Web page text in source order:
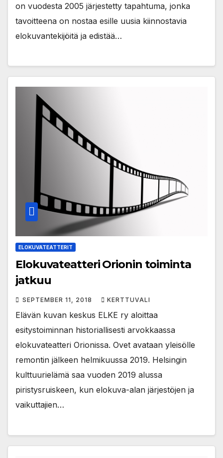
on vuodesta 2005 järjestetty tapahtuma, jonka
tavoitteena on nostaa esille uusia kiinnostavia
elokuvantekijöitä ja edistää…
ELOKUVATEATTERIT
Elokuvateatteri Orionin toiminta
jatkuu
SEPTEMBER 11, 2018 KERTTUVALI
Elävän kuvan keskus ELKE ry aloittaa
esitystoiminnan historiallisesti arvokkaassa
elokuvateatteri Orionissa. Ovet avataan yleisölle
remontin jälkeen helmikuussa 2019. Helsingin
kulttuurielämä saa vuoden 2019 alussa
piristysruiskeen, kun elokuva-alan järjestöjen ja
vaikuttajien…